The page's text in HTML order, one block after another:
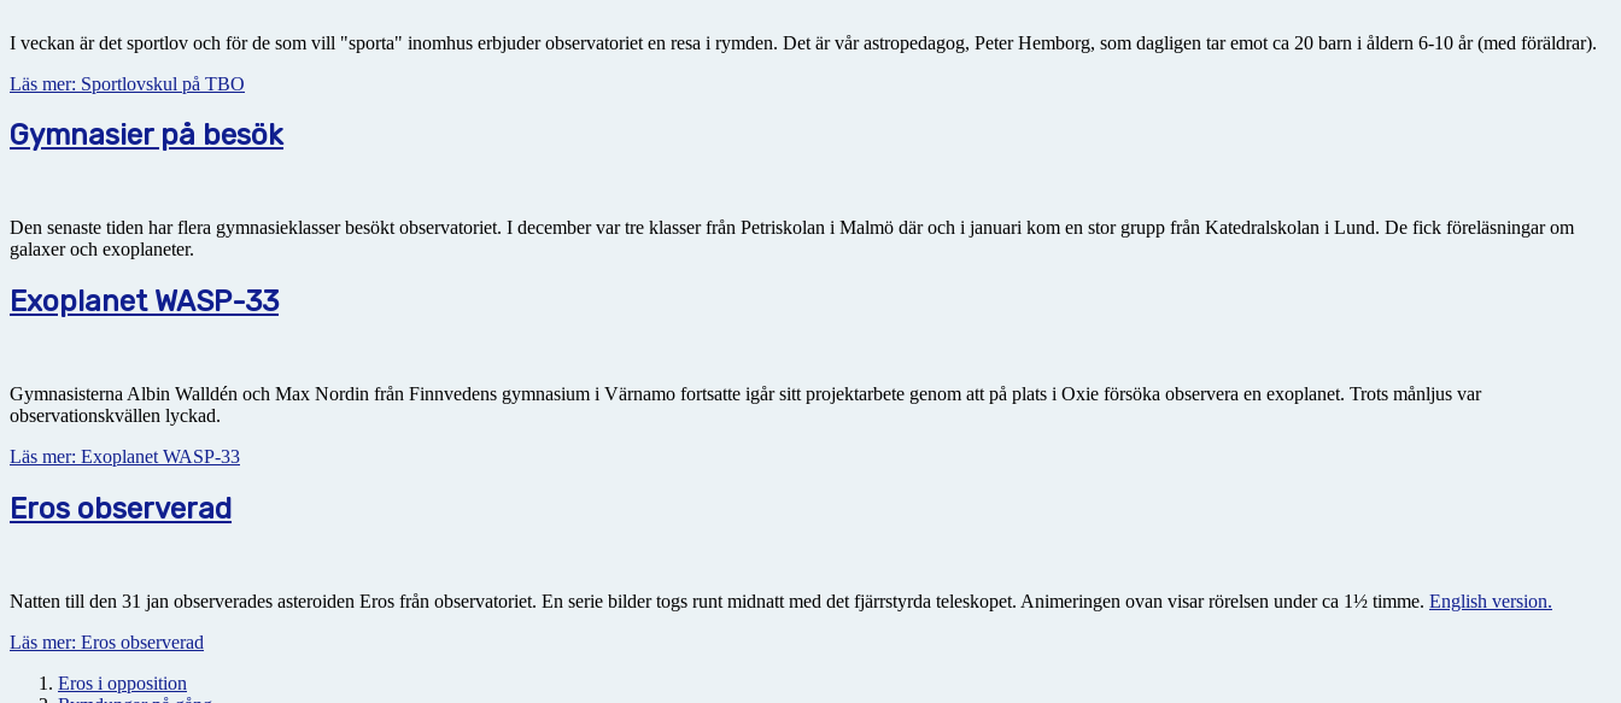
I veckan är det sportlov och för de som vill "sporta" inomhus erbjuder observatoriet en resa i rymden. Det är vår astropedagog, Peter Hemborg, som dagligen tar emot ca 20 barn i åldern 6-10 år (med föräldrar).
Läs mer: Sportlovskul på TBO
Gymnasier på besök
Den senaste tiden har flera gymnasieklasser besökt observatoriet. I december var tre klasser från Petriskolan i Malmö där och i januari kom en stor grupp från Katedralskolan i Lund. De fick föreläsningar om
galaxer och exoplaneter.
Exoplanet WASP-33
Gymnasisterna Albin Walldén och Max Nordin från Finnvedens gymnasium i Värnamo fortsatte igår sitt projektarbete genom att på plats i Oxie försöka observera en exoplanet. Trots månljus var
observationskvällen lyckad.
Läs mer: Exoplanet WASP-33
Eros observerad
Natten till den 31 jan observerades asteroiden Eros från observatoriet. En serie bilder togs runt midnatt med det fjärrstyrda teleskopet. Animeringen ovan visar rörelsen under ca 1½ timme. English version.
Läs mer: Eros observerad
Eros i opposition